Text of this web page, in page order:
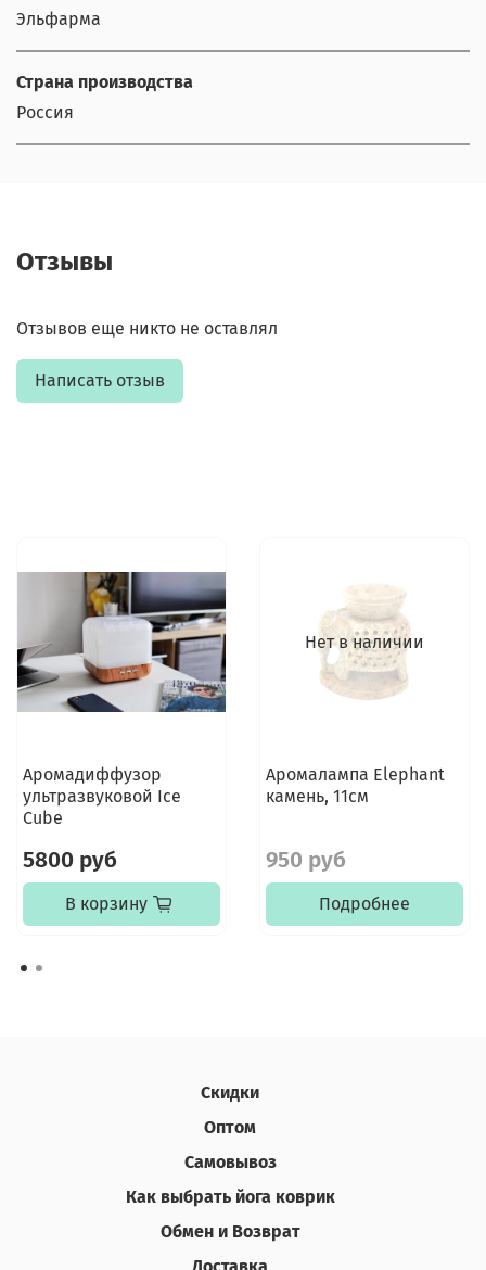
Эльфарма
Страна производства
Россия
Отзывы
Отзывов еще никто не оставлял
Написать отзыв
Аромадиффузор
ультразвуковой Ice
Cube
5800 руб
В корзину
Нет в наличии
Аромалампа Elephant
камень, 11см
950 руб
Подробнее
Скидки
Оптом
Самовывоз
Как выбрать йога коврик
Обмен и Возврат